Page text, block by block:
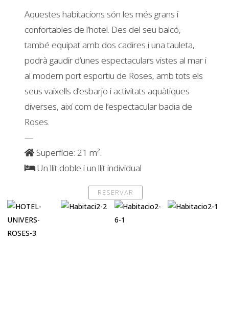
Aquestes habitacions són les més grans i
confortables de l’hotel. Des del seu balcó,
també equipat amb dos cadires i una tauleta,
podrà gaudir d’unes espectaculars vistes al mar i
al modern port esportiu de Roses, amb tots els
seus vaixells d’esbarjo i activitats aquàtiques
diverses, així com de l’espectacular badia de
Roses.
—
Superfície: 21 m².
Un llit doble i un llit individual
RESERVAR